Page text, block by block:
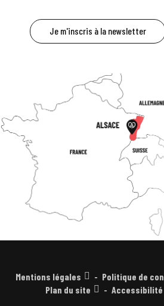
Je m'inscris à la newsletter
Mentions légales Politique de
Plan du site
Accessibilité